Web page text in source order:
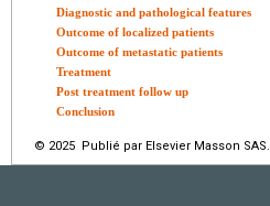
Diagnostic and pathological features
Outcome of localized patients
Outcome of metastatic patients
Treatment
Post treatment follow up
Conclusion
© 2025 Publié par Elsevier Masson SAS.